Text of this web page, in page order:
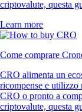
criptovalute, questa
Learn more
Come comprare
CRO alimenta un
ricompense e utilizzo
CRO o pronto a
criptovalute, questa